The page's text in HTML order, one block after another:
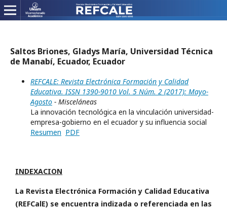
Saltos Briones, Gladys María, Universidad Técnica
de Manabí, Ecuador, Ecuador
REFCALE: Revista Electrónica Formación y Calidad
Educativa. ISSN 1390-9010 Vol. 5 Núm. 2 (2017): Mayo-
Agosto - Misceláneas
La innovación tecnológica en la vinculación universidad-
empresa-gobierno en el ecuador y su influencia social
Resumen PDF
INDEXACION
La Revista Electrónica Formación y Calidad Educativa
(REFCalE) se encuentra indizada o referenciada en las